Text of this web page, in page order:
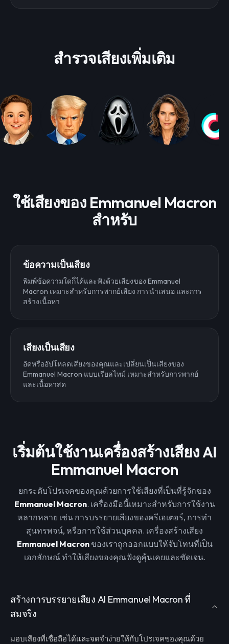
สำรวจเสียงเพิ่มเติม
ใช้เสียงของ Emmanuel Macron
สำหรับ
ข้อความเป็นเสียง
พิมพ์ข้อความใดก็ได้และฟังด้วยเสียงของ Emmanuel
Macron เหมาะสำหรับการพากย์เสียง การนำเสนอ และการ
สร้างเนื้อหา
เสียงเป็นเสียง
อัดหรืออัปโหลดเสียงของคุณและเปลี่ยนเป็นเสียงของ
Emmanuel Macron แบบเรียลไทม์ เหมาะสำหรับการพากย์
และเนื้อหาสด
เริ่มต้นใช้งานเครื่องสร้างเสียง AI
Emmanuel Macron
ยกระดับโปรเจคของคุณด้วยการใช้เสียงที่เป็นที่รู้จักของ
Emmanuel Macron. เครื่องมือนี้เหมาะสำหรับการใช้งาน
หลากหลาย เช่น การบรรยายเสียงของครีเอเตอร์, การทำ
สุนทรพจน์, หรือการใช้ส่วนบุคคล. เครื่องสร้างเสียง
Emmanuel Macronของเราถูกออกแบบให้จับโทนที่เป็น
เอกลักษณ์ ทำให้เสียงของคุณฟังดูคุ้นเคยและชัดเจน.
สร้างการบรรยายเสียง AI Emmanuel Macron ที่
สมจริง
มอบเสียงที่เชื่อถือได้และจดจำง่ายให้กับโปรเจคของคุณด้วย